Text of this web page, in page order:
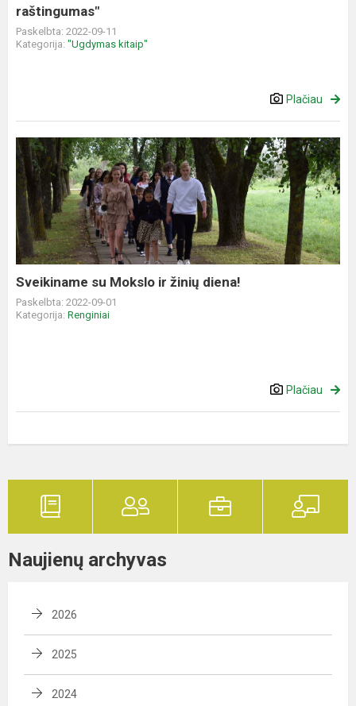
raštingumas"
Paskelbta: 2022-09-11
Kategorija: "Ugdymas kitaip"
Plačiau
Sveikiname
su
Mokslo
žinių
diena!
Sveikiname su Mokslo ir žinių diena!
Paskelbta: 2022-09-01
Kategorija: Renginiai
Plačiau
Naujienų archyvas
2026
2025
2024